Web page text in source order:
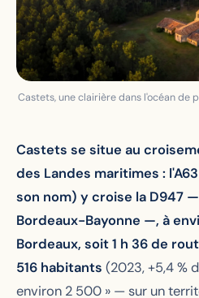
Castets, une clairière dans l'océan de
Castets se situe au
des Landes maritimes :
son nom) y croise la D947
Bordeaux-Bayonne —, à
Bordeaux, soit 1 h 36 de
516 habitants (2023, +5,4 %
environ 2 500 » — sur un